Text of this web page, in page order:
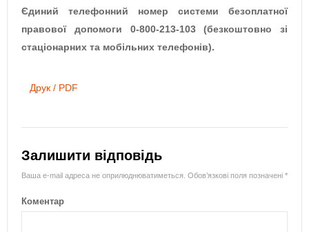
Єдиний телефонний номер системи безоплатної
правової допомоги 0-800-213-103 (безкоштовно зі
стаціонарних та мобільних телефонів).
Друк / PDF
Залишити відповідь
Ваша e-mail адреса не оприлюднюватиметься. Обов’язкові поля позначені *
Коментар